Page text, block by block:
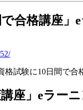
合格講座
試験に10日間で
座」eラー